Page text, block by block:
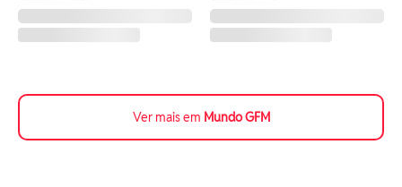
Ver mais em Mundo GFM